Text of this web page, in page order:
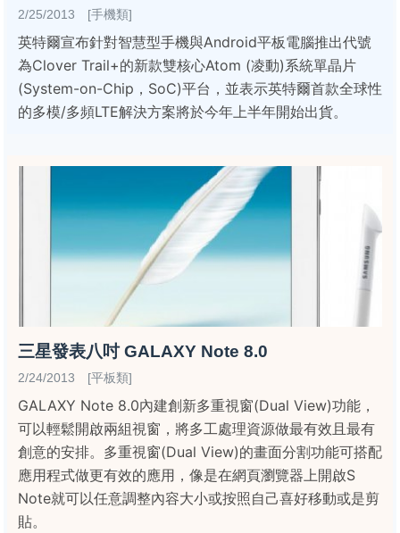
2/25/2013 [手機類]
英特爾宣布針對智慧型手機與Android平板電腦推出代號
為Clover Trail+的新款雙核心Atom (凌動)系統單晶片
(System-on-Chip，SoC)平台，並表示英特爾首款全球性
的多模/多頻LTE解決方案將於今年上半年開始出貨。
三星發表八吋 GALAXY Note 8.0
2/24/2013 [平板類]
GALAXY Note 8.0內建創新多重視窗(Dual View)功能，
可以輕鬆開啟兩組視窗，將多工處理資源做最有效且最有
創意的安排。多重視窗(Dual View)的畫面分割功能可搭配
應用程式做更有效的應用，像是在網頁瀏覽器上開啟S
Note就可以任意調整內容大小或按照自己喜好移動或是剪
貼。